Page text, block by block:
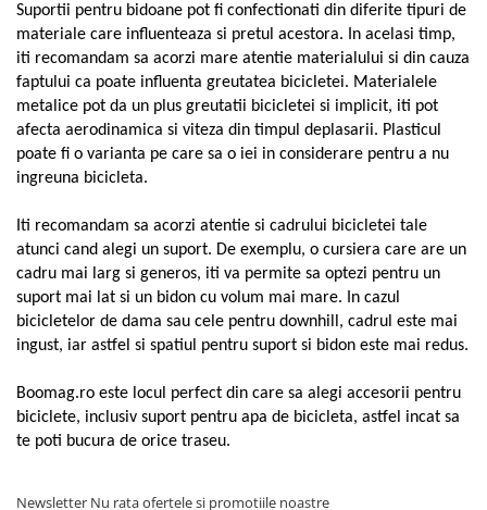
Acumulatori
Incarcatoare
BMS
Manete acceleratie
Controller
Display
Motoare
Faruri si lumini
Butoane si conectori
Kit controller si display
Senzori
Cabluri si mufe
Convertor
Claxoane
Componente franare
Manete de frana
Suportii pentru bidoane pot fi confectionati din diferite tipuri de
materiale care influenteaza si pretul acestora. In acelasi timp,
iti recomandam sa acorzi mare atentie materialului si din cauza
faptului ca poate influenta greutatea bicicletei. Materialele
metalice pot da un plus greutatii bicicletei si implicit, iti pot
afecta aerodinamica si viteza din timpul deplasarii. Plasticul
poate fi o varianta pe care sa o iei in considerare pentru a nu
ingreuna bicicleta.
Iti recomandam sa acorzi atentie si cadrului bicicletei tale
atunci cand alegi un suport. De exemplu, o cursiera care are un
cadru mai larg si generos, iti va permite sa optezi pentru un
suport mai lat si un bidon cu volum mai mare. In cazul
bicicletelor de dama sau cele pentru downhill, cadrul este mai
ingust, iar astfel si spatiul pentru suport si bidon este mai redus.
Boomag.ro este locul perfect din care sa alegi accesorii pentru
biciclete, inclusiv suport pentru apa de bicicleta, astfel incat sa
te poti bucura de orice traseu.
Newsletter Nu rata ofertele si promotiile noastre